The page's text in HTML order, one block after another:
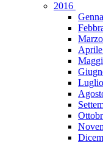
2016
Marzo
Aprile
Luglio